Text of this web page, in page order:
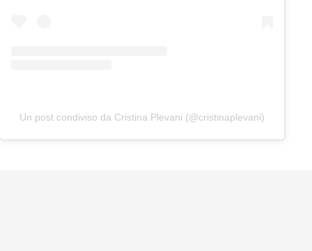
Un post condiviso da Cristina Plevani (@cristinaplevani)